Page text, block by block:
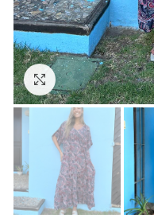
Hacer zoom